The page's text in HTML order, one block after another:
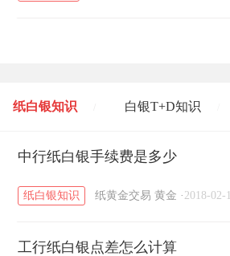
纸白银知识 白银T+D知识
黄金T+D知识 / 粤贵银知识
中行纸白银手续费是多少
纸白银知识 纸黄金交易 黄金 · 2018-02-
工行纸白银点差怎么计算